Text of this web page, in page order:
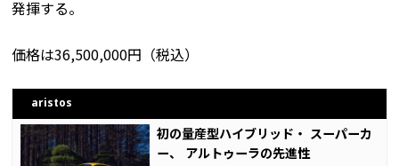
発揮する。
価格は36,500,000円（税込）
aristos
初の量産型ハイブリッド・ スーパーカ
ー、 アルトゥーラの先進性